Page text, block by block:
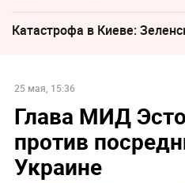
Катастрофа в Киеве:
25 мая, 15:36
Глава МИД
против
Украине